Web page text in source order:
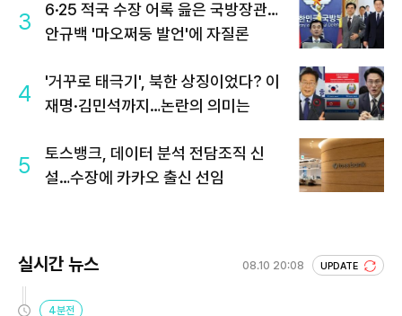
3
6·25 적국 수장 어록 읊은 국방장관…
안규백 '마오쩌둥 발언'에 자질론
4
'거꾸로 태극기', 북한 상징이었다? 이
재명·김민석까지…논란의 의미는
5
토스뱅크, 데이터 분석 전담조직 신
설…수장에 카카오 출신 선임
실시간 뉴스 08.10 20:08 UPDATE
4분전